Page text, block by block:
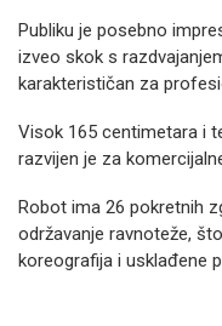
Publiku je posebno
izveo skok s
karakterističan za
Visok 165 centimetara i
razvijen je za
Robot ima 26 pokretnih
održavanje ravnoteže,
koreografija i usklađene